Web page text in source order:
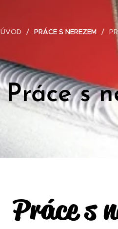
ÚVOD PRÁCE S NEREZEM
Práce s
Práce s